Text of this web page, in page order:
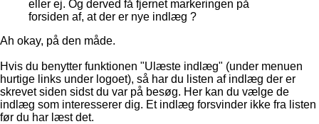
eller ej. Og derved få fjernet markeringen på
forsiden af, at der er nye indlæg ?
Ah okay, på den måde.
Hvis du benytter funktionen "Ulæste indlæg" (under menuen
hurtige links under logoet), så har du listen af indlæg der er
skrevet siden sidst du var på besøg. Her kan du vælge de
indlæg som interesserer dig. Et indlæg forsvinder ikke fra listen
før du har læst det.